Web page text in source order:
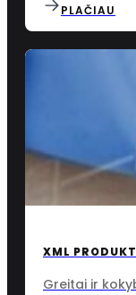
PLAČIAU
XML
Greitai ir